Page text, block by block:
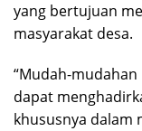
yang bertujuan
masyarakat desa.
“Mudah-
dapat
khususnya dalam